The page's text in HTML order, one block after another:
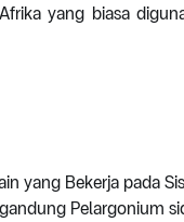
yang biasa
yang Bekerja pada
Pelargonium